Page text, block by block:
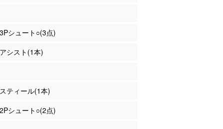
シュート○(3点)
シスト(1本)
ティール(1本)
シュート○(2点)